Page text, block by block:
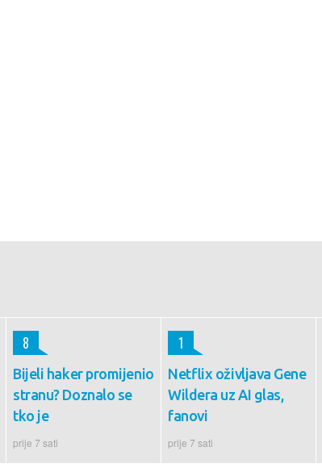
Bijeli haker promijenio
stranu? Doznalo se
tko je
prije 7 sati
8
Netflix oživljava Gene
Wildera uz AI glas,
fanovi
prije 7 sati
1